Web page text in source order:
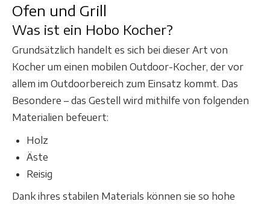
Ofen und Grill
Was ist ein Hobo Kocher?
Grundsätzlich handelt es sich bei dieser Art von
Kocher um einen mobilen Outdoor-Kocher, der vor
allem im Outdoorbereich zum Einsatz kommt. Das
Besondere – das Gestell wird mithilfe von folgenden
Materialien befeuert:
Holz
Äste
Reisig
Dank ihres stabilen Materials können sie so hohe